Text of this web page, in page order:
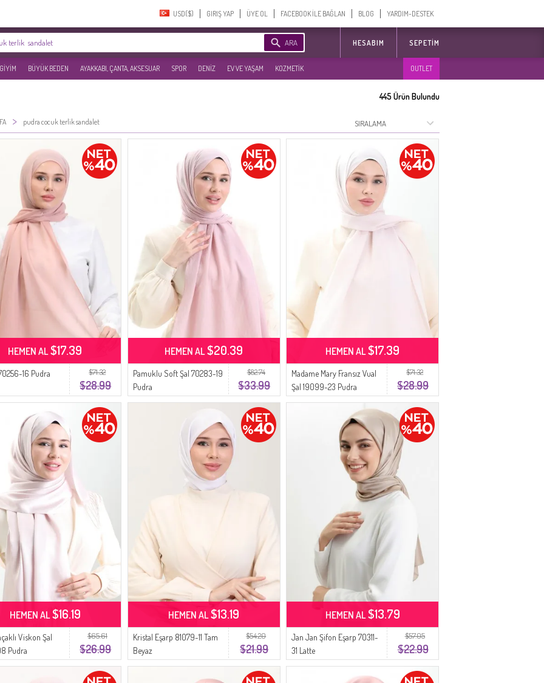
USD($)‎ GIRIŞ YAP ÜYE OL FACEBOOK İLE BAĞLAN BLOG YARDIM-DESTEK
ARA HESABIM SEPETIM
BÜYÜK BEDEN AYAKKABI, ÇANTA, AKSESUAR SPOR DENİZ EV VE YAŞAM KOZMETİK OUTLET
445Ürün Bulundu
> pudra cocuk terlik sandalet
$71.32
$28.99
16 Pudra
HEMEN AL$17.39
$82.74
$33.99
Pamuklu Soft Şal 70283-19
Pudra
HEMEN AL$20.39
$71.32
$28.99
Madame Mary Fransız Vual
Şal 19099-23 Pudra
HEMEN AL$17.39
$65.61
$26.99
Viskon Şal
Pudra
HEMEN AL$16.19
$54.20
$21.99
Kristal Eşarp 81079-11 Tam
Beyaz
HEMEN AL$13.19
$57.05
$22.99
Jan Jan Şifon Eşarp 70311-
31 Latte
HEMEN AL$13.79